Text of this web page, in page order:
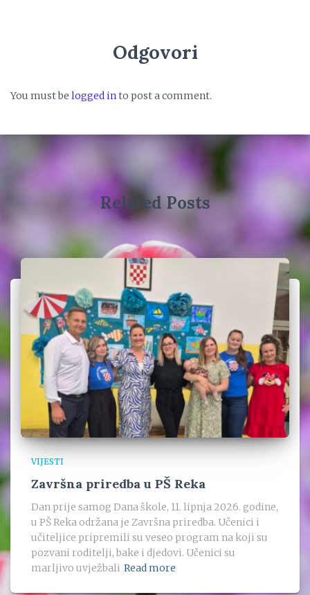
Odgovori
You must be logged into post a comment.
Related Posts
VIJESTI
Završna priredba u PŠ Reka
Dan prije samog Dana škole, 11. lipnja 2026. godine,
u PŠ Reka održana je Završna priredba. Učenici i
učiteljice pripremili su veseo program na koji su
pozvani roditelji, bake i djedovi. Učenici su
marljivo uvježbali Read more